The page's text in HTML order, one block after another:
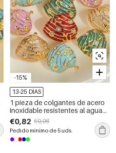
-15%
13-25 DÍAS
1 pieza de colgantes de acero
inoxidable resistentes al agua
para mujer de la serie
Polychrome
€0,82 €0,96
Pedido mínimo de 5 uds.